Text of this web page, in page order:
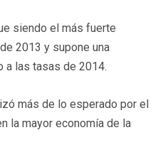
siendo el más fuerte
2013 y supone una
a las tasas de 2014.
más de lo esperado por el
la mayor economía de la